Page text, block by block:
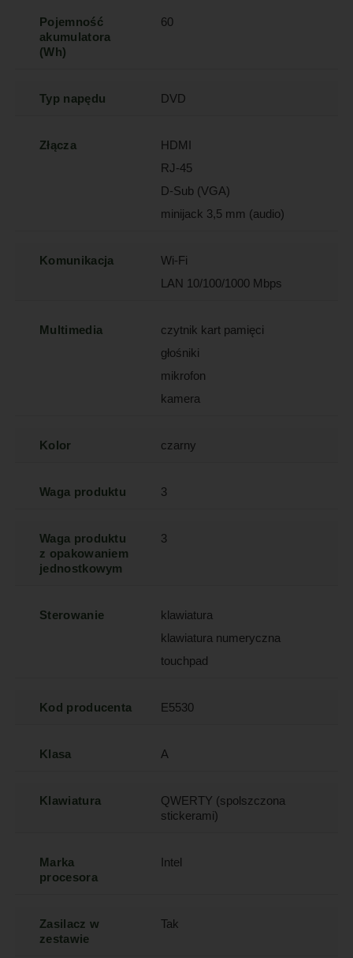
Pojemność
akumulatora
(Wh)
60
Typ napędu DVD
Złącza
HDMI
RJ-45
D-Sub (VGA)
minijack 3,5 mm (audio)
Komunikacja
Wi-Fi
LAN 10/100/1000 Mbps
Multimedia
czytnik kart pamięci
głośniki
mikrofon
kamera
Kolor czarny
Waga produktu 3
Waga produktu
z opakowaniem
jednostkowym
3
Sterowanie
klawiatura
klawiatura numeryczna
touchpad
Kod producenta E5530
Klasa A
Klawiatura
QWERTY (spolszczona
stickerami)
Marka
procesora
Intel
Zasilacz w
zestawie
Tak